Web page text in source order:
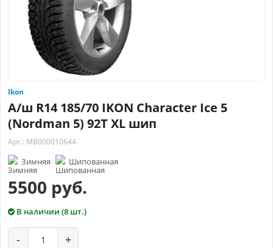
Ikon
А/ш R14 185/70 IKON Character Ice 5
(Nordman 5) 92T XL шип
Арт.: МВ000010644
Зимняя Шипованная
5500 руб.
В наличии (8 шт.)
- +